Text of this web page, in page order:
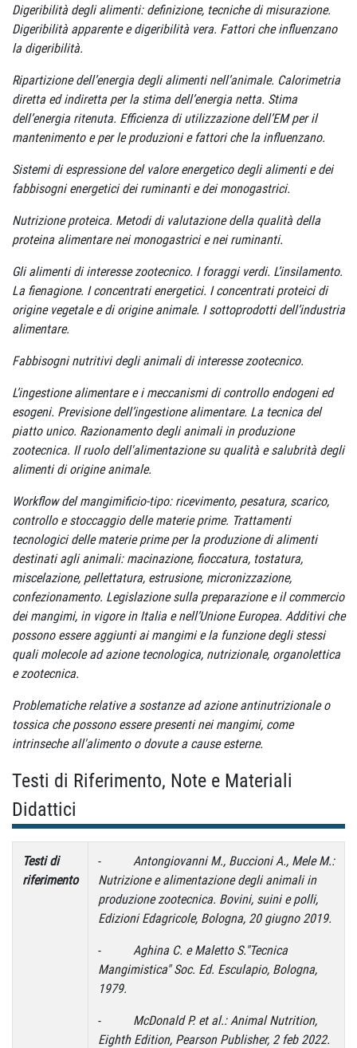
Digeribilità degli alimenti: definizione, tecniche di misurazione.
Digeribilità apparente e digeribilità vera. Fattori che influenzano
la digeribilità.
Ripartizione dell’energia degli alimenti nell’animale. Calorimetria
diretta ed indiretta per la stima dell’energia netta. Stima
dell’energia ritenuta. Efficienza di utilizzazione dell’EM per il
mantenimento e per le produzioni e fattori che la influenzano.
Sistemi di espressione del valore energetico degli alimenti e dei
fabbisogni energetici dei ruminanti e dei monogastrici.
Nutrizione proteica. Metodi di valutazione della qualità della
proteina alimentare nei monogastrici e nei ruminanti.
Gli alimenti di interesse zootecnico. I foraggi verdi. L’insilamento.
La fienagione. I concentrati energetici. I concentrati proteici di
origine vegetale e di origine animale. I sottoprodotti dell’industria
alimentare.
Fabbisogni nutritivi degli animali di interesse zootecnico.
L’ingestione alimentare e i meccanismi di controllo endogeni ed
esogeni. Previsione dell’ingestione alimentare. La tecnica del
piatto unico. Razionamento degli animali in produzione
zootecnica. Il ruolo dell'alimentazione su qualità e salubrità degli
alimenti di origine animale.
Workflow del mangimificio-tipo: ricevimento, pesatura, scarico,
controllo e stoccaggio delle materie prime. Trattamenti
tecnologici delle materie prime per la produzione di alimenti
destinati agli animali: macinazione, fioccatura, tostatura,
miscelazione, pellettatura, estrusione, micronizzazione,
confezionamento. Legislazione sulla preparazione e il commercio
dei mangimi, in vigore in Italia e nell’Unione Europea. Additivi che
possono essere aggiunti ai mangimi e la funzione degli stessi
quali molecole ad azione tecnologica, nutrizionale, organolettica
e zootecnica.
Problematiche relative a sostanze ad azione antinutrizionale o
tossica che possono essere presenti nei mangimi, come
intrinseche all'alimento o dovute a cause esterne.
Testi di Riferimento, Note e Materiali
Didattici
Testi di
riferimento
- Antongiovanni M., Buccioni A., Mele M.:
Nutrizione e alimentazione degli animali in
produzione zootecnica. Bovini, suini e polli,
Edizioni Edagricole, Bologna, 20 giugno 2019.
- Aghina C. e Maletto S."Tecnica
Mangimistica" Soc. Ed. Esculapio, Bologna,
1979.
- McDonald P. et al.: Animal Nutrition,
Eighth Edition, Pearson Publisher, 2 feb 2022.